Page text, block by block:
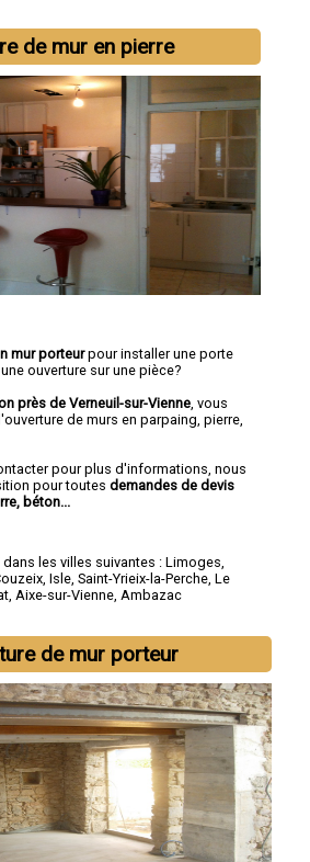
de mur en pierre
mur porteurpour installer une porte
ouverture sur une pièce?
près de Verneuil-sur-Vienne , vous
de murs en parpaing, pierre,
pour plus d'informations, nous
pour toutes demandes de devis
béton...
les villes suivantes : Limoges,
, Isle, Saint-Yrieix-la-Perche, Le
, Aixe-sur-Vienne, Ambazac
de mur porteur